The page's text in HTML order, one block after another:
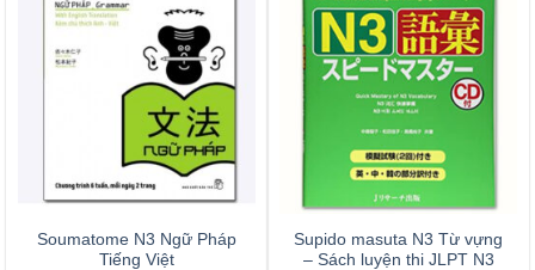
Soumatome N3 Ngữ Pháp
Tiếng Việt
Supido masuta N3 Từ vựng
– Sách luyện thi JLPT N3